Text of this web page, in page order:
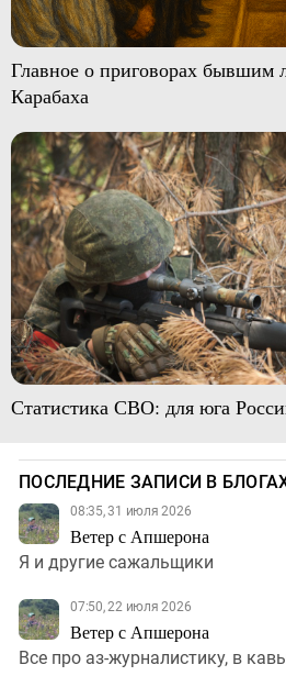
Главное о приговорах бывшим
Карабаха
Статистика СВО: для юга
ПОСЛЕДНИЕ ЗАПИСИ В
08:35, 31 июля 2026
Ветер с Апшерона
Я и другие сажальщики
07:50, 22 июля 2026
Ветер с Апшерона
Все про аз-журналистику, в